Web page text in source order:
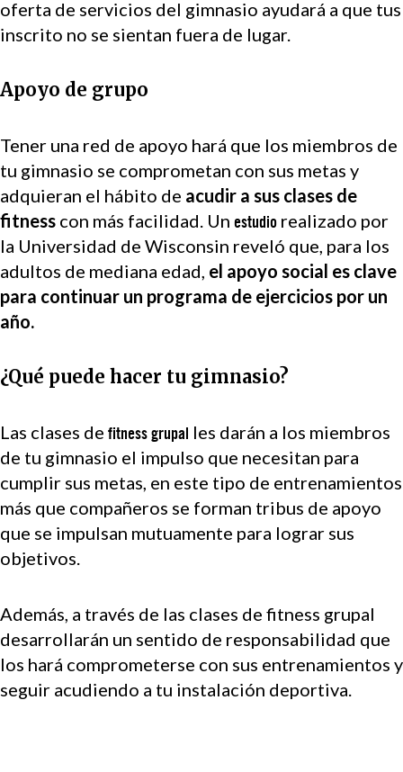
oferta de servicios del gimnasio ayudará a que tus
inscrito no se sientan fuera de lugar.
Apoyo de grupo
Tener una red de apoyo hará que los miembros de
tu gimnasio se comprometan con sus metas y
adquieran el hábito de acudir a sus clases de
fitness con más facilidad. Un estudio realizado por
la Universidad de Wisconsin reveló que, para los
adultos de mediana edad, el apoyo social es clave
para continuar un programa de ejercicios por un
año.
¿Qué puede hacer tu gimnasio?
Las clases de fitness grupal les darán a los miembros
de tu gimnasio el impulso que necesitan para
cumplir sus metas, en este tipo de entrenamientos
más que compañeros se forman tribus de apoyo
que se impulsan mutuamente para lograr sus
objetivos.
Además, a través de las clases de fitness grupal
desarrollarán un sentido de responsabilidad que
los hará comprometerse con sus entrenamientos y
seguir acudiendo a tu instalación deportiva.